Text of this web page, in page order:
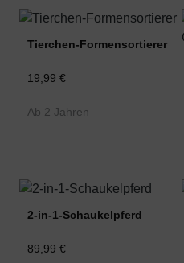
Tierchen-Formensortierer
19,99 €
Ab 2 Jahren
2-in-1-Schaukelpferd
89,99 €